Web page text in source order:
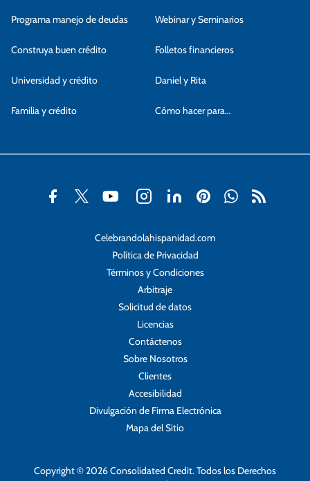
Programa manejo de deudas
Construya buen crédito
Universidad y crédito
Familia y crédito
Webinar y Seminarios
Folletos financieros
Daniel y Rita
Cómo hacer para…
Celebrandolahispanidad.com
Política de Privacidad
Términos y Condiciones
Arbitraje
Solicitud de datos
Licencias
Contáctenos
Sobre Nosotros
Clientes
Accesibilidad
Divulgación de Firma Electrónica
Mapa del Sitio
Copyright © 2026 Consolidated Credit. Todos los Derechos